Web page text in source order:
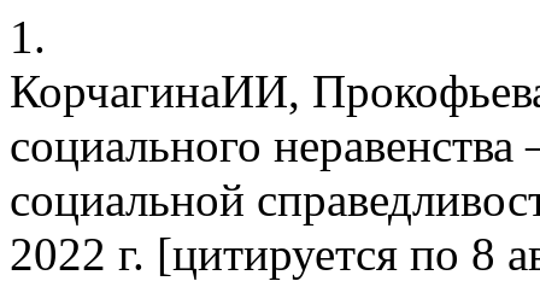
1.
КорчагинаИИ,
социального
социальной
2022 г. [цитируется по 8